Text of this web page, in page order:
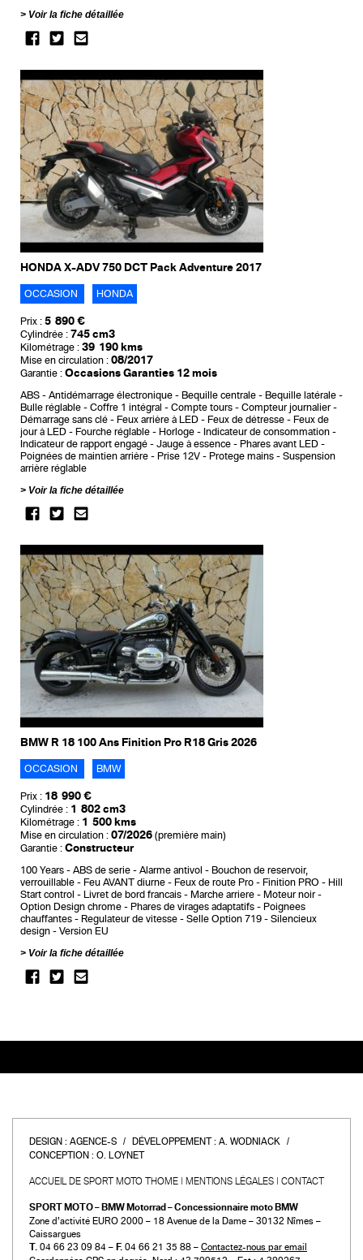
Voir la fiche détaillée
HONDA X-ADV 750 DCT Pack Adventure 2017
OCCASION HONDA
Prix : 5 890 €
Cylindrée : 745 cm3
Kilométrage : 39 190 kms
Mise en circulation : 08/2017
Garantie : Occasions Garanties 12 mois
ABS Antidémarrage électronique Bequille centrale
Bequille latérale
Bulle réglable
Coffre 1 intégral Compte tours
Compteur journalier
Démarrage sans clé
Feux arrière à LED Feux de détresse
Feux de
jour à LED
Fourche réglable Horloge
Indicateur de consommation
Indicateur de rapport engagé
Jauge à essence
Phares avant LED
Poignées de maintien arrière
Prise 12V Protege mains
Suspension
arrière réglable
Voir la fiche détaillée
BMW R 18 100 Ans Finition Pro R18 Gris 2026
OCCASION BMW
Prix : 18 990 €
Cylindrée : 1 802 cm3
Kilométrage : 1 500 kms
Mise en circulation : 07/2026 (première main)
Garantie : Constructeur
100 Years ABS de serie Alarme antivol
Bouchon de reservoir,
verrouillable
Feu AVANT diurne Feux de route Pro Finition PRO
Hill
Start control
Livret de bord francais Marche arriere
Moteur noir
Option Design chrome
Phares de virages adaptatifs
Poignees
chauffantes
Regulateur de vitesse Selle Option 719
Silencieux
design
Version EU
Voir la fiche détaillée
DESIGN : AGENCE-S DÉVELOPPEMENT : A. WODNIACK
CONCEPTION : O. LOYNET
ACCUEIL DE SPORT MOTO THOME MENTIONS LÉGALES CONTACT
SPORT MOTO – BMW Motorrad – Concessionnaire moto BMW
Zone d’activité EURO 2000 – 18 Avenue de la Dame – 30132 Nîmes –
Caissargues
T. 04 66 23 09 84 – F. 04 66 21 35 88 – Contactez-nous par email